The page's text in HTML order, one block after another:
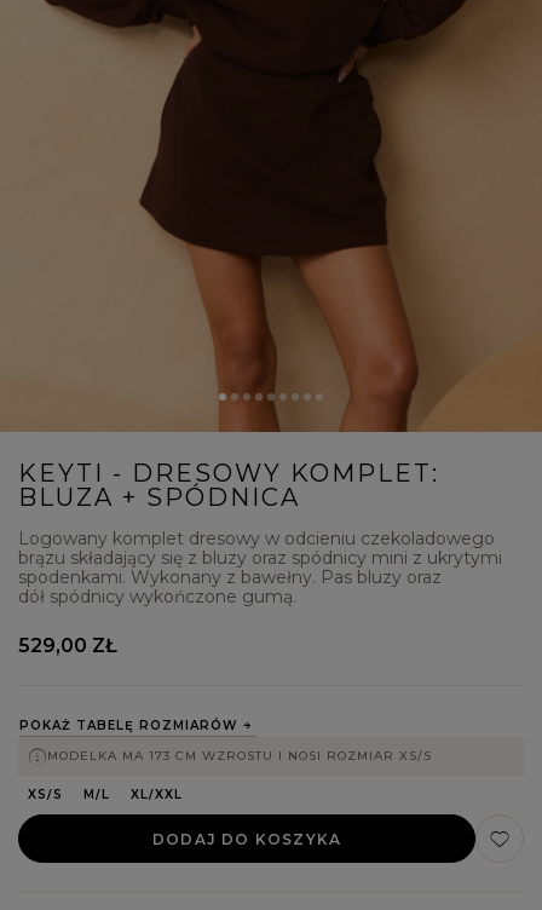
KEYTI - DRESOWY KOMPLET:
BLUZA + SPÓDNICA
Logowany komplet dresowy w odcieniu czekoladowego
brązu składający się z bluzy oraz spódnicy mini z ukrytymi
spodenkami. Wykonany z bawełny. Pas bluzy oraz
dół spódnicy wykończone gumą.
POKAŻ TABELĘ ROZMIARÓW
MODELKA MA 173 CM WZROSTU I NOSI ROZMIAR XS/S
XS/S M/L XL/XXL
DODAJ DO KOSZYKA
529,00 ZŁ